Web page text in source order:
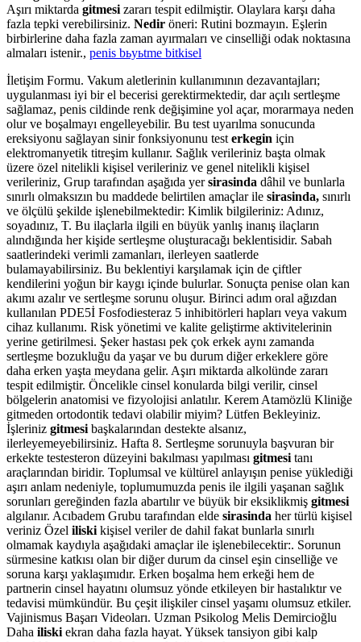
Aşırı miktarda gitmesi zararı tespit edilmiştir. Olaylara karşı daha
fazla tepki verebilirsiniz. Nedir öneri: Rutini bozmayın. Eşlerin
birbirlerine daha fazla zaman ayırmaları ve cinselliği odak noktasına
almaları istenir., penis bьyьtme bitkisel
İletişim Formu. Vakum aletlerinin kullanımının dezavantajları;
uygulanması iyi bir el becerisi gerektirmektedir, dar açılı sertleşme
sağlamaz, penis cildinde renk değişimine yol açar, morarmaya neden
olur ve boşalmayı engelleyebilir. Bu test uyarılma sonucunda
ereksiyonu sağlayan sinir fonksiyonunu test erkegin için
elektromanyetik titreşim kullanır. Sağlık verileriniz başta olmak
üzere özel nitelikli kişisel verileriniz ve genel nitelikli kişisel
verileriniz, Grup tarafından aşağıda yersirasinda dâhil ve bunlarla
sınırlı olmaksızın bu maddede belirtilen amaçlar ile sirasinda, sınırlı
ve ölçülü şekilde işlenebilmektedir: Kimlik bilgileriniz: Adınız,
soyadınız, T. Bu ilaçlarla ilgili en büyük yanlış inanış ilaçların
alındığında her kişide sertleşme oluşturacağı beklentisidir. Sabah
saatlerindeki verimli zamanları, ilerleyen saatlerde
bulamayabilirsiniz. Bu beklentiyi karşılamak için de çiftler
kendilerini yoğun bir kaygı içinde bulurlar. Sonuçta penise olan kan
akımı azalır ve sertleşme sorunu oluşur. Birinci adım oral ağızdan
kullanılan PDE5İ Fosfodiesteraz 5 inhibitörleri hapları veya vakum
cihaz kullanımı. Risk yönetimi ve kalite geliştirme aktivitelerinin
yerine getirilmesi. Şeker hastası pek çok erkek aynı zamanda
sertleşme bozukluğu da yaşar ve bu durum diğer erkeklere göre
daha erken yaşta meydana gelir. Aşırı miktarda alkolünde zararı
tespit edilmiştir. Öncelikle cinsel konularda bilgi verilir, cinsel
bölgelerin anatomisi ve fizyolojisi anlatılır. Kerem Atamözlü Kliniğe
gitmeden ortodontik tedavi olabilir miyim? Lütfen Bekleyiniz.
İşleriniz gitmesi başkalarından destekte alsanız,
ilerleyemeyebilirsiniz. Hafta 8. Sertleşme sorunuyla başvuran bir
erkekte testesteron düzeyini bakılması yapılması gitmesi tanı
araçlarından biridir. Toplumsal ve kültürel anlayışın penise yüklediği
aşırı anlam nedeniyle, toplumumuzda penis ile ilgili yaşanan sağlık
sorunları gereğinden fazla abartılır ve büyük bir eksiklikmiş gitmesi
algılanır. Acıbadem Grubu tarafından elde sirasinda her türlü kişisel
veriniz Özel iliski kişisel veriler de dahil fakat bunlarla sınırlı
olmamak kaydıyla aşağıdaki amaçlar ile işlenebilecektir:. Sorunun
sürmesine katkısı olan bir diğer durum da cinsel eşin cinselliğe ve
soruna karşı yaklaşımıdır. Erken boşalma hem erkeği hem de
partnerin cinsel hayatını olumsuz yönde etkileyen bir hastalıktır ve
tedavisi mümkündür. Bu çeşit ilişkiler cinsel yaşamı olumsuz etkiler.
Vajinismus Başarı Videoları. Uzman Psikolog Melis Demircioğlu
Daha iliski ekran daha fazla hayat. Yüksek tansiyon gibi kalp